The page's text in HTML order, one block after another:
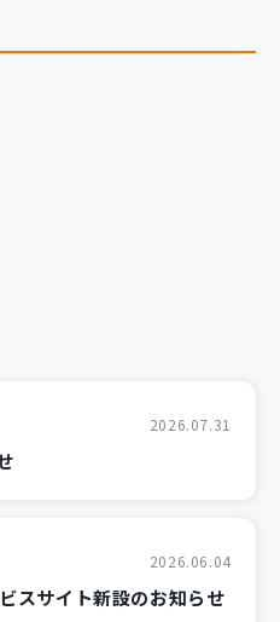
2026.07.31
2026.06.04
スサイト新設のお知らせ